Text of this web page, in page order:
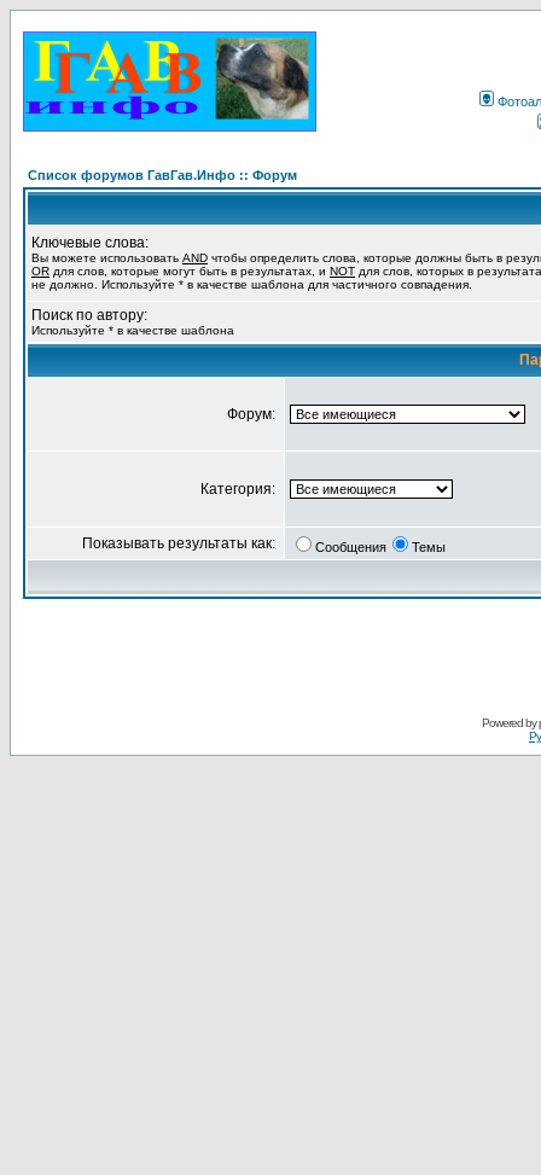
Список форумов ГавГав.Инфо :: Форум
Ключевые слова:
Вы можете использовать AND чтобы определить слова, которые должны быть в
OR для слов, которые могут быть в результатах, и NOT для слов, которых в
не должно. Используйте * в качестве шаблона для частичного совпадения.
Поиск по автору:
Используйте * в качестве шаблона
Форум:
Категория:
Показывать результаты как: Сообщения Темы
Powered by